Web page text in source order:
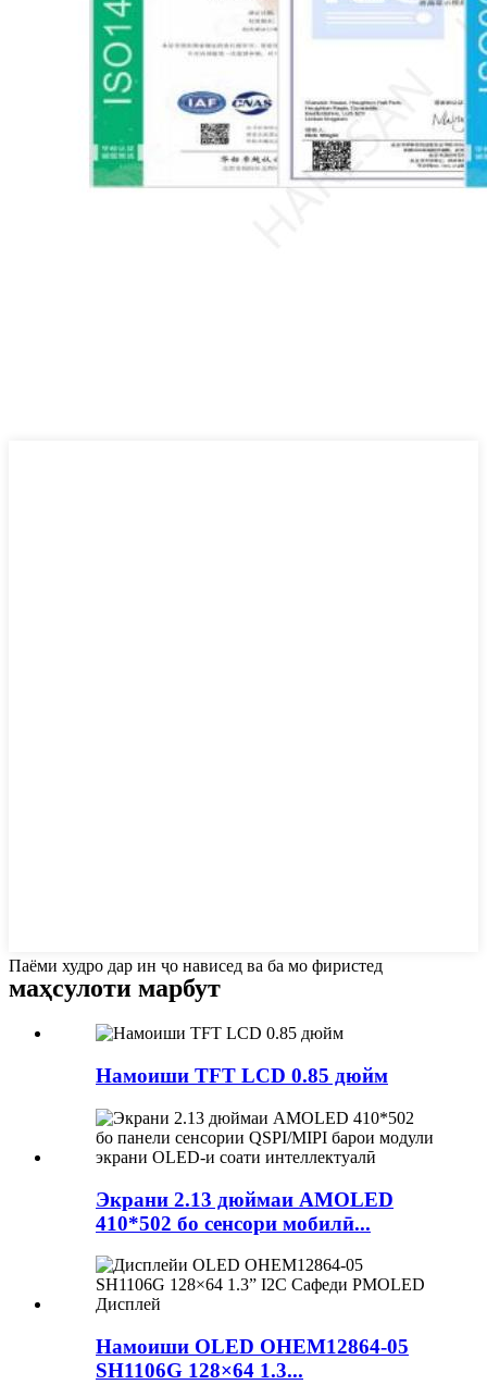
Паёми худро дар ин ҷо нависед ва ба мо фиристед
маҳсулоти марбут
Намоиши TFT LCD 0.85 дюйм
Экрани 2.13 дюймаи AMOLED
410*502 бо сенсори мобилӣ...
Намоиши OLED OHEM12864-05
SH1106G 128×64 1.3...